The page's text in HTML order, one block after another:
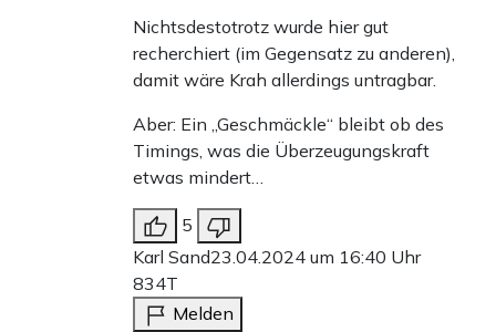
Nichtsdestotrotz wurde hier gut
recherchiert (im Gegensatz zu anderen),
damit wäre Krah allerdings untragbar.
Aber: Ein „Geschmäckle“ bleibt ob des
Timings, was die Überzeugungskraft
etwas mindert…
5
Karl Sand23.04.2024 um 16:40 Uhr
834T
Melden